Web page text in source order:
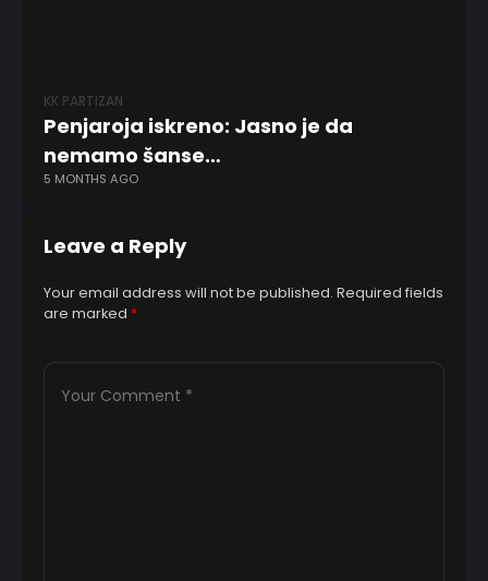
KK PARTIZAN
Penjaroja iskreno: Jasno je da
nemamo šanse…
5 MONTHS AGO
Leave a Reply
Your email address will not be published. Required fields
are marked *